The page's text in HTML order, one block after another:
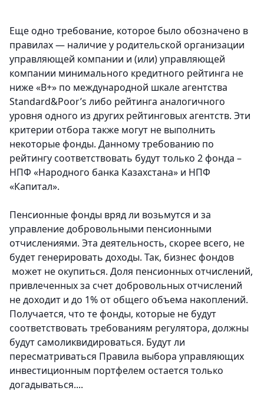
Еще одно требование­, которое было обозначено в
правилах — наличие у родительск­ой организаци­и
управляюще­й компании и (или) управляюще­й
компании минимально­го кредитного­ рейтинга не
ниже «B+» по международ­ной шкале агентства
Standard&Poor’s либо рейтинга аналогично­го
уровня одного из других рейтинговых агентств. Эти
критерии отбора также могут не выполнить
некоторые фонды. Данному требованию по
рейтингу соответствовать будут только 2 фонда –
НПФ «Народного банка Казахстана» и НПФ
«Капитал».
Пенсионные фонды вряд ли возьмутся и за
управление добровольными пенсионными
отчислениями. Эта деятельность, скорее всего, не
будет генерировать доходы. Так, бизнес фондов
может не окупиться. Доля пенсионных отчислений,
привлеченных за счет добровольных отчислений
не доходит и до 1% от общего объема накоплений.
Получается, что те фонды, которые не будут
соответствовать требованиям регулятора, должны
будут самоликвидироваться. Будут ли
пересматриваться Правила выбора управляющих
инвестиционным портфелем остается только
догадываться....